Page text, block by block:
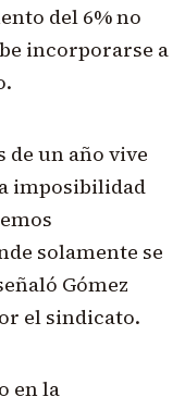
del 6% no
incorporarse a
de un año vive
imposibilidad
solamente se
Gómez
el sindicato.
en la